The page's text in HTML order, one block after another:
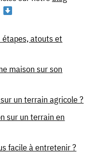
étapes, atouts et
maison sur son
un terrain agricole ?
sur un terrain en
facile à entretenir ?